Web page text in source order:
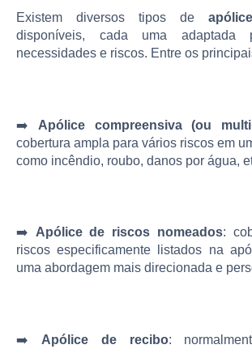
Existem diversos tipos de
disponíveis, cada uma adaptada
necessidades e riscos. Entre os
➡️ Apólice compreensiva (ou
cobertura ampla para vários riscos em
como incêndio, roubo, danos por água,
➡️ Apólice de riscos nomeados:
riscos especificamente listados na
uma abordagem mais direcionada e
➡️ Apólice de recibo: